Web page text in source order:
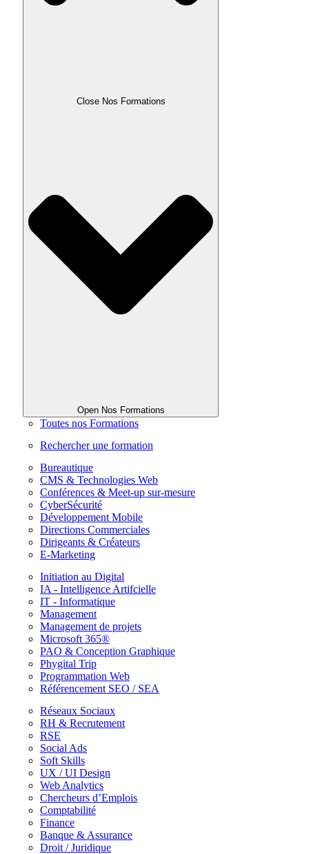
Close Nos Formations
Open Nos Formations
Toutes nos Formations
Rechercher une formation
Bureautique
CMS & Technologies Web
Conférences & Meet-up sur-mesure
CyberSécurité
Développement Mobile
Directions Commerciales
Dirigeants & Créateurs
E-Marketing
Initiation au Digital
IA - Intelligence Artifcielle
IT - Informatique
Management
Management de projets
Microsoft 365®
PAO & Conception Graphique
Phygital Trip
Programmation Web
Référencement SEO / SEA
Réseaux Sociaux
RH & Recrutement
RSE
Social Ads
Soft Skills
UX / UI Design
Web Analytics
Chercheurs d’Emplois
Comptabilité
Finance
Banque & Assurance
Droit / Juridique